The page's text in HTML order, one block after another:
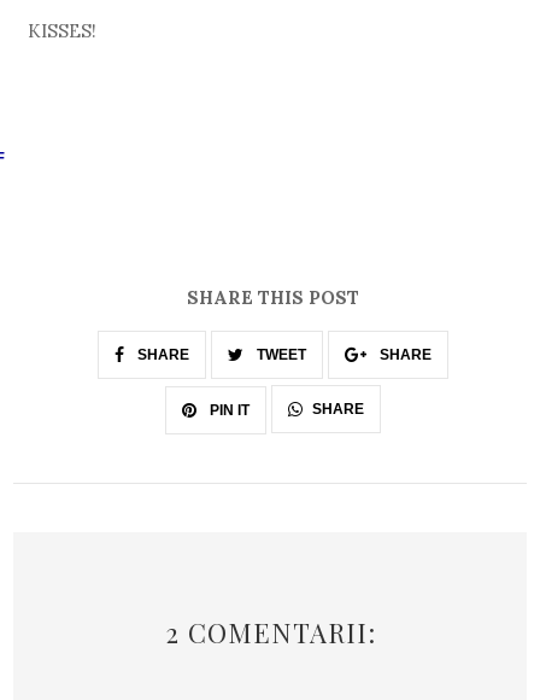
KISSES!
SHARE THIS POST
SHARE TWEET SHARE
PIN IT SHARE
2 COMENTARII: